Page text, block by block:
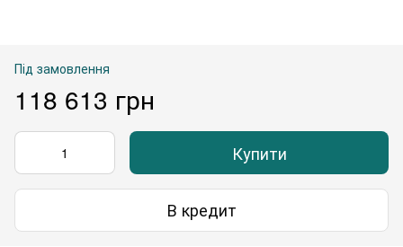
Під замовлення
118 613 грн
Купити
В кредит